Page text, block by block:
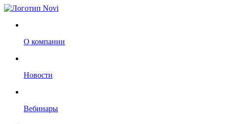
О компании
Новости
Вебинары